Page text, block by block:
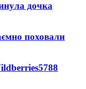
дочка
поховали
5788